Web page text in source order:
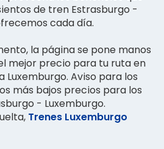
de tren Estrasburgo -
cada día.
la página se pone manos
mejor precio para tu ruta en
Luxemburgo. Aviso para los
más bajos precios para los
- Luxemburgo.
Trenes Luxemburgo